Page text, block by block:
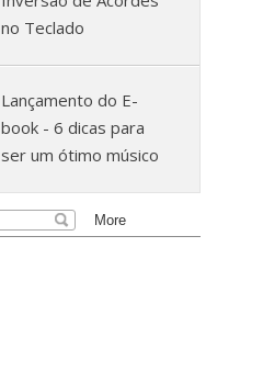
no Teclado
Lançamento do E-
book - 6 dicas para
ser um ótimo músico